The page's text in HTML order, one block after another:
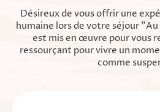
Désireux de vous offrir une
humaine lors de votre séjour
est mis en œuvre pour vous
ressourçant pour vivre un
comme